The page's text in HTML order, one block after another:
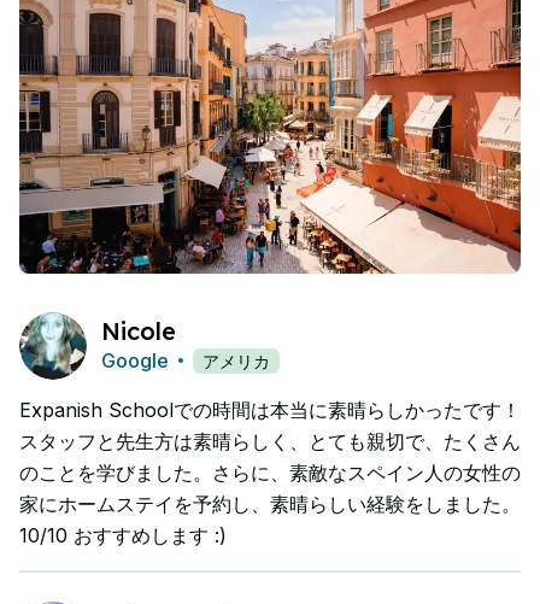
Nicole
Google アメリカ
Expanish Schoolでの時間は本当に素晴らしかったです！
スタッフと先生方は素晴らしく、とても親切で、たくさん
のことを学びました。さらに、素敵なスペイン人の女性の
家にホームステイを予約し、素晴らしい経験をしました。
10/10 おすすめします :)